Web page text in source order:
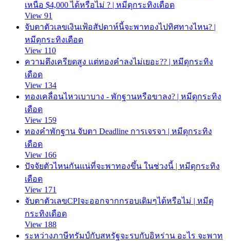
เหนือ $4,000 ได้หรือไม่ ? | หมีดุกระทิงเดือด
View 91
จับตาตัวเลขเงินเฟ้อสัปดาห์นี้จะพาทองไปทิศทางไหน? |
หมีดุกระทิงเดือด
View 110
ความตึงเครียดสูง แต่ทองคำลงไม่เยอะ?? | หมีดุกระทิง
เดือด
View 134
ทองเคลื่อนไหวเบาบาง - พักฐานหรือขาลง? | หมีดุกระทิง
เดือด
View 159
ทองคำพักฐาน จับตา Deadline การเจรจา | หมีดุกระทิง
เดือด
View 166
ปัจจัยตัวไหนกันแน่ที่จะพาทองขึ้น ในช่วงนี้ | หมีดุกระทิง
เดือด
View 171
จับตาตัวเลขCPIจะออกจากกรอบเดิมๆได้หรือไม่ | หมีดุ
กระทิงเดือด
View 188
ระหว่างภาษีทรัมป์กับสหรัฐจะรบกับอิหร่าน อะไร จะพาท